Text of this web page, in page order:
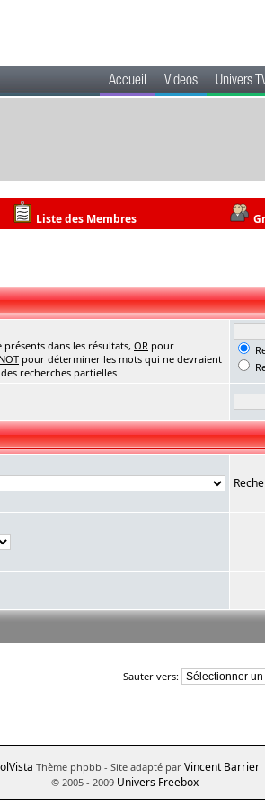
Accueil Videos Univers
Liste des Membres
dans les résultats, OR pour
NOT pour déterminer les mots qui ne devraient
recherches partielles
Sauter vers:
Thème phpbb - Site adapté par Vincent Barrier
© 2005 - 2009 Univers Freebox